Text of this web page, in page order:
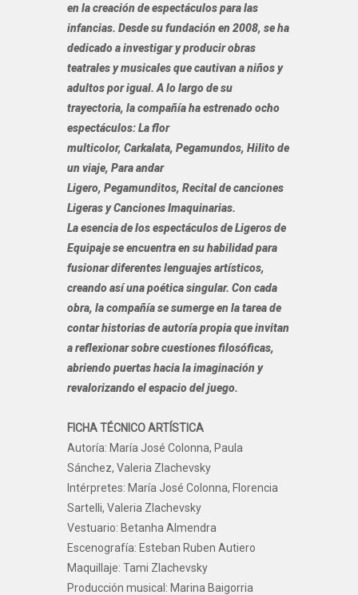
en la creación de espectáculos para las
infancias. Desde su fundación en 2008, se ha
dedicado a investigar y producir obras
teatrales y musicales que cautivan a niños y
adultos por igual. A lo largo de su
trayectoria, la compañía ha estrenado ocho
espectáculos: La flor
multicolor, Carkalata, Pegamundos, Hilito de
un viaje, Para andar
Ligero, Pegamunditos, Recital de canciones
Ligeras y Canciones Imaquinarias.
La esencia de los espectáculos de Ligeros de
Equipaje se encuentra en su habilidad para
fusionar diferentes lenguajes artísticos,
creando así una poética singular. Con cada
obra, la compañía se sumerge en la tarea de
contar historias de autoría propia que invitan
a reflexionar sobre cuestiones filosóficas,
abriendo puertas hacia la imaginación y
revalorizando el espacio del juego.
FICHA TÉCNICO ARTÍSTICA
Autoría: María José Colonna, Paula
Sánchez, Valeria Zlachevsky
Intérpretes: María José Colonna, Florencia
Sartelli, Valeria Zlachevsky
Vestuario: Betanha Almendra
Escenografía: Esteban Ruben Autiero
Maquillaje: Tami Zlachevsky
Producción musical: Marina Baigorria